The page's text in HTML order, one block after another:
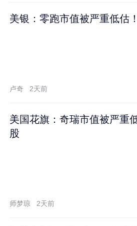
美银：零跑市值被严重低估
卢奇 2天前
美国花旗：奇瑞市值被严重
股
师梦琼 2天前